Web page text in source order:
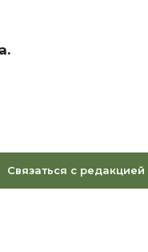
Связаться с редакцией